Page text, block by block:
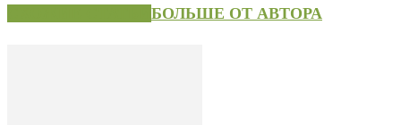
БОЛЬШЕ ОТ АВТОРА